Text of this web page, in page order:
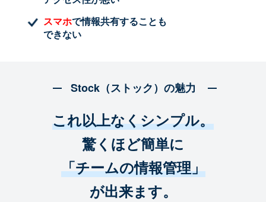
スマホで情報共有することも
できない
Stock（ストック）の魅力
これ以上なくシンプル。
驚くほど簡単に
「チームの情報管理」
が出来ます。